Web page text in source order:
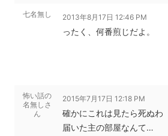
七名無し 2013年8月17日 12:46 PM
ったく、何番煎じだよ。
怖い話の
名無しさ
ん
2015年7月17日 12:18 PM
確かにこれは見たら死ぬわ
届いた主の部屋なんて…